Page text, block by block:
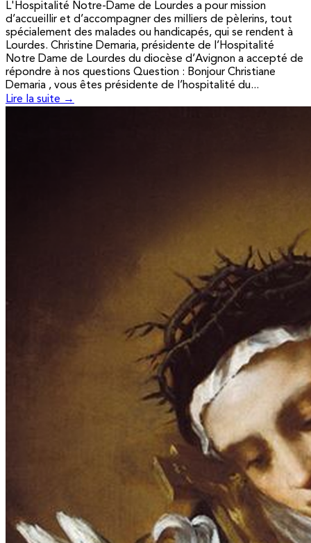
L'Hospitalité Notre-Dame de Lourdes a pour mission
d’accueillir et d’accompagner des milliers de pèlerins, tout
spécialement des malades ou handicapés, qui se rendent à
Lourdes. Christine Demaria, présidente de l’Hospitalité
Notre Dame de Lourdes du diocèse d’Avignon a accepté de
répondre à nos questions Question : Bonjour Christiane
Demaria , vous êtes présidente de l’hospitalité du...
Lire la suite →